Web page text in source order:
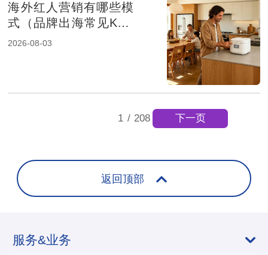
海外红人营销有哪些模
式（品牌出海常见KOL
合作方式解析）
2026-08-03
1 / 208 下一页
返回顶部
服务&业务